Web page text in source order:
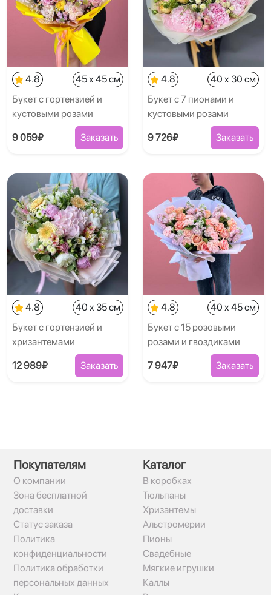
4.8
45 x 45 см
Букет с гортензией и
кустовыми розами
9 059₽ Заказать
4.8
40 x 30 см
Букет с 7 пионами и
кустовыми розами
9 726₽ Заказать
4.8
40 x 35 см
Букет с гортензией и
хризантемами
12 989₽ Заказать
4.8
40 x 45 см
Букет с 15 розовыми
розами и гвоздиками
7 947₽ Заказать
Покупателям
О компании
Зона бесплатной
доставки
Статус заказа
Политика
конфиденциальности
Политика обработки
персональных данных
Каталог
В коробках
Тюльпаны
Хризантемы
Альстромерии
Пионы
Свадебные
Мягкие игрушки
Каллы